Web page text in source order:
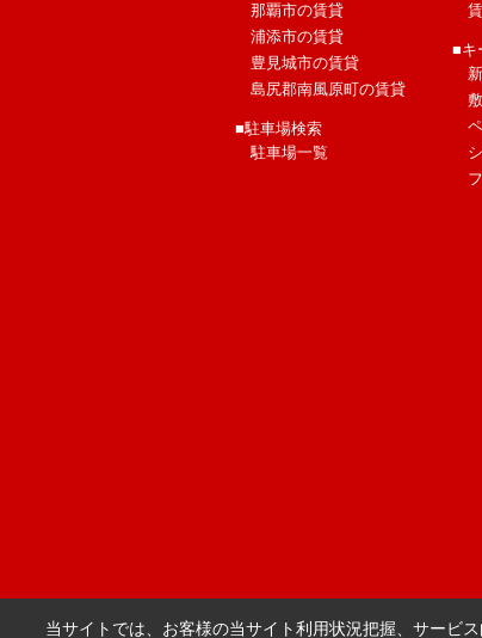
那覇市の賃貸
浦添市の賃貸
豊見城市の賃貸
島尻郡南風原町の賃貸
■駐車場検索
駐車場一覧
■キ
当サイトでは、お客様の当サイト利用状況把握、サービ